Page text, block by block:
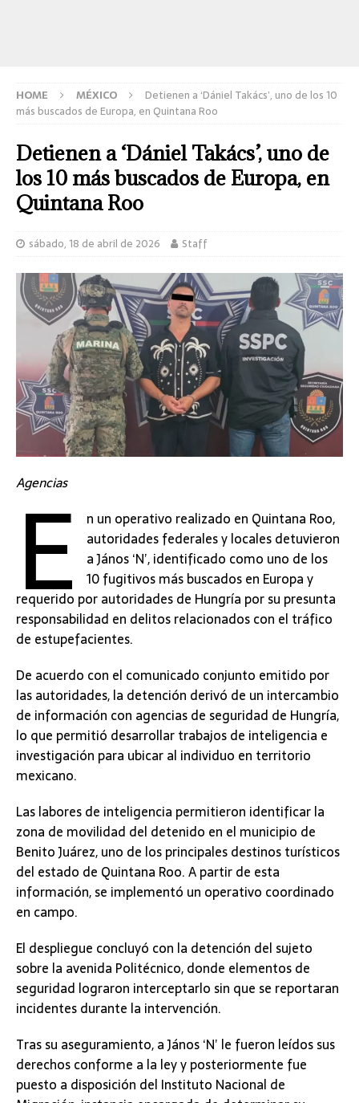
HOME MÉXICO
Detienen a ‘Dániel Takács’, uno de los 10
más buscados de Europa, en Quintana Roo
Detienen a ‘Dániel Takács’, uno de
los 10 más buscados de Europa, en
Quintana Roo
sábado, 18 de abril de 2026 Staff
Agencias
E
n un operativo realizado en Quintana Roo,
autoridades federales y locales detuvieron
a János ‘N’, identificado como uno de los
10 fugitivos más buscados en Europa y
requerido por autoridades de Hungría por su presunta
responsabilidad en delitos relacionados con el tráfico
de estupefacientes.
De acuerdo con el comunicado conjunto emitido por
las autoridades, la detención derivó de un intercambio
de información con agencias de seguridad de Hungría,
lo que permitió desarrollar trabajos de inteligencia e
investigación para ubicar al individuo en territorio
mexicano.
Las labores de inteligencia permitieron identificar la
zona de movilidad del detenido en el municipio de
Benito Juárez, uno de los principales destinos turísticos
del estado de Quintana Roo. A partir de esta
información, se implementó un operativo coordinado
en campo.
El despliegue concluyó con la detención del sujeto
sobre la avenida Politécnico, donde elementos de
seguridad lograron interceptarlo sin que se reportaran
incidentes durante la intervención.
Tras su aseguramiento, a János ‘N’ le fueron leídos sus
derechos conforme a la ley y posteriormente fue
puesto a disposición del Instituto Nacional de